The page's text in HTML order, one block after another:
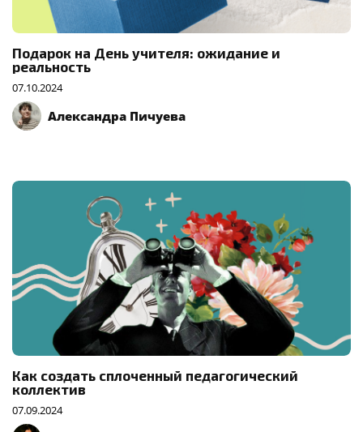
Подарок на День учителя: ожидание и
реальность
07.10.2024
Александра Пичуева
Как создать сплоченный педагогический
коллектив
07.09.2024